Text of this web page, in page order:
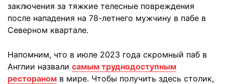
заключения за тяжкие телесные повреждения
после нападения на 78-летнего мужчину в пабе в
Северном квартале.
Напомним, что в июле 2023 года скромный паб в
Англии назвали самым труднодоступным
рестораном в мире. Чтобы получить здесь столик,